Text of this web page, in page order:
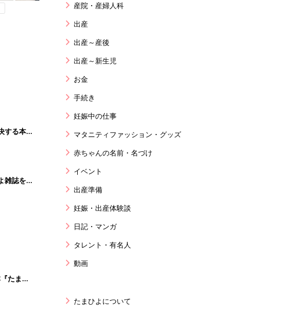
する本
～2才
雑誌を買
たまご
特集〉
産院・産婦人科
出産
出産～産後
出産～新生児
お金
手続き
妊娠中の仕事
マタニティファッション・グッズ
赤ちゃんの名前・名づけ
イベント
出産準備
妊娠・出産体験談
日記・マンガ
タレント・有名人
動画
たまひよについて